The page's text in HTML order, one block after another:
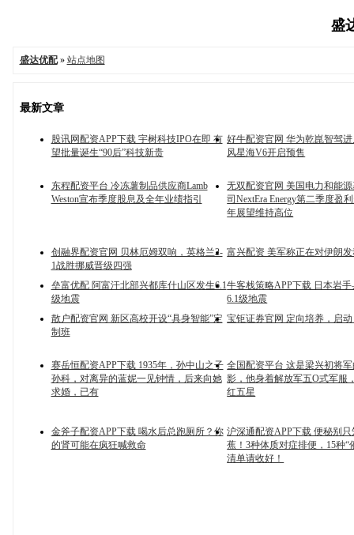
盛
盛达优配» 站点地图
最新文章
股讯网配资APP下载 宇树科技IPO在即 有
望批量诞生“90后”科技新贵
好牛配资官网 华为乾崑智驾
风星海V6开启预售
东程配资平台 冷冻薯制品供应商Lamb
Weston宣布季度股息及全年业绩指引
无双配资官网 美国电力和能
司NextEra Energy第二季度盈
年展望维持高位
创融界配资官网 贝林厄姆双响，英格兰2-
1战胜挪威晋级四强
富兴配资 美军称正在对伊朗
垒富优配 阿富汗北部兴都库什山区发生6.1
级地震
牛客栈策略APP下载 日本岩
6.1级地震
散户配资官网 新区高校开设“具身智能”定
制班
宝钜证券官网 定向培养，启
赛岳恒配资APP下载 1935年，孙中山之子
孙科，对离异的蓝妮一见钟情，后来向她
求婚，已有
全国配资平台 这是梁兴初将
影，他身着‌解放军五O式军服‌
红五星
金斧子配资APP下载 喝水后总跑厕所？你
的肾可能在疯狂喊救命
沪深通配资APP下载 便秘别
蕉！3种体质对症排便，15种“
清单请收好！